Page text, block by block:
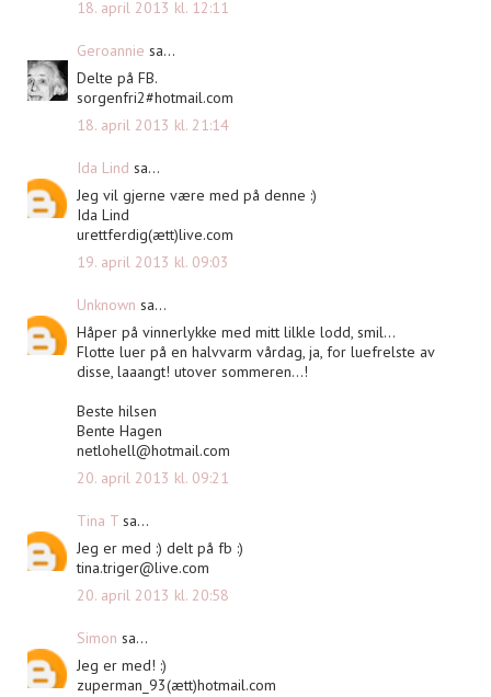
18. april 2013 kl. 12:11
Geroannie sa...
Delte på FB.
sorgenfri2#hotmail.com
18. april 2013 kl. 21:14
Ida Lind sa...
Jeg vil gjerne være med på denne :)
Ida Lind
urettferdig(ætt)live.com
19. april 2013 kl. 09:03
Unknown sa...
Håper på vinnerlykke med mitt lilkle lodd, smil...
Flotte luer på en halvvarm vårdag, ja, for luefrelste av
disse, laaangt! utover sommeren...!
Beste hilsen
Bente Hagen
netlohell@hotmail.com
20. april 2013 kl. 09:21
Tina T sa...
Jeg er med :) delt på fb :)
tina.triger@live.com
20. april 2013 kl. 20:58
Simon sa...
Jeg er med! :)
zuperman_93(ætt)hotmail.com